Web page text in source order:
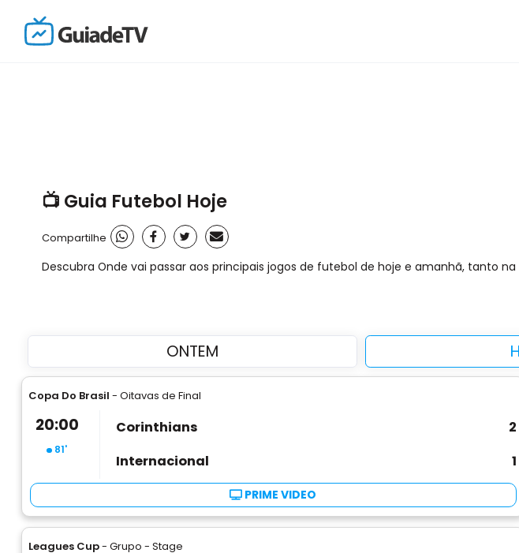
📺 Guia Futebol Hoje
Compartilhe
Descubra Onde vai passar aos principais jogos de futebol de hoje e amanhã, tanto
ONTEM
Copa Do Brasil - Oitavas de Final
20:00
81'
Corinthians
2
Internacional
1
PRIME VIDEO
Leagues Cup- Grupo - Stage